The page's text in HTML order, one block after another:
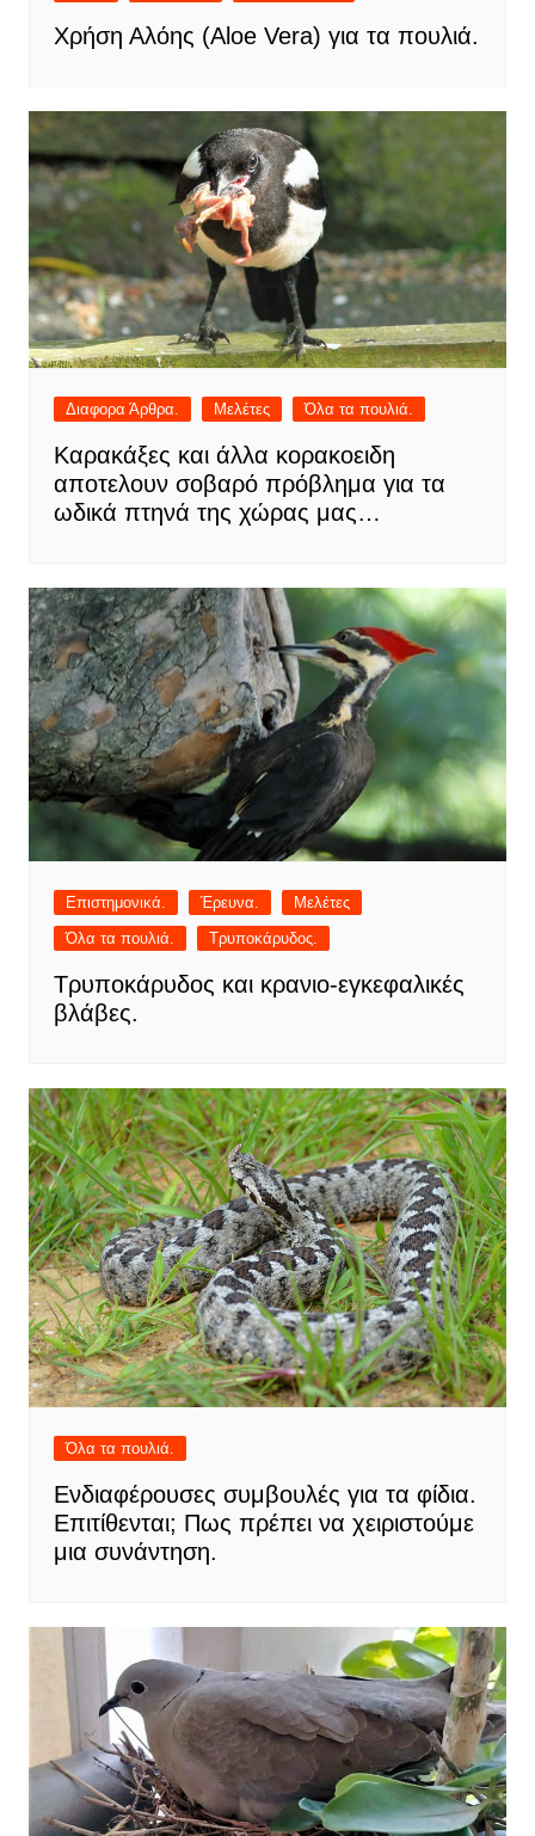
Χρήση Αλόης (Aloe Vera) για τα πουλιά.
Διαφορα Άρθρα. Μελέτες Όλα τα πουλιά.
Καρακάξες και άλλα κορακοειδη
αποτελουν σοβαρό πρόβλημα για τα
ωδικά πτηνά της χώρας μας…
Επιστημονικά. Έρευνα.
Μελέτες
Όλα τα πουλιά.
Τρυποκάρυδος.
Τρυποκάρυδος και κρανιο-εγκεφαλικές
βλάβες.
Όλα τα πουλιά.
Ενδιαφέρουσες συμβουλές για τα φίδια.
Επιτίθενται; Πως πρέπει να χειριστούμε
μια συνάντηση.